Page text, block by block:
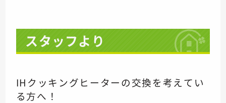
スタッフより
IHクッキングヒーターの交換を考えてい
る方へ！